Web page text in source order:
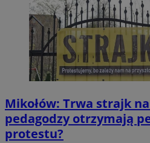
Mikołów: Trwa strajk
pedagodzy otrzymają
protestu?